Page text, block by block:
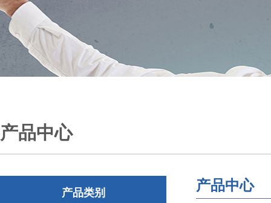
产品中心
产品类别 产品中心